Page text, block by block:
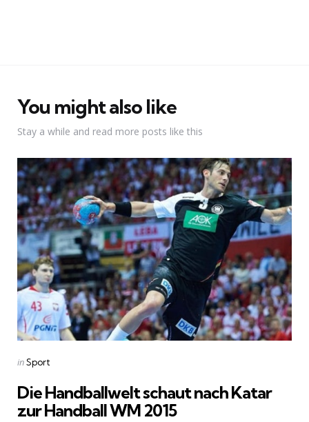
You might also like
Stay a while and read more posts like this
Categories
Posted
inSport
Die Handballwelt schaut nach Katar
zur Handball WM 2015